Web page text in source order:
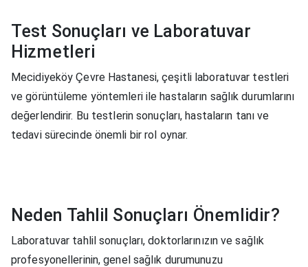
Test Sonuçları ve Laboratuvar
Hizmetleri
Mecidiyeköy Çevre Hastanesi, çeşitli laboratuvar testleri
ve görüntüleme yöntemleri ile hastaların sağlık durumlarını
değerlendirir. Bu testlerin sonuçları, hastaların tanı ve
tedavi sürecinde önemli bir rol oynar.
Neden Tahlil Sonuçları Önemlidir?
Laboratuvar tahlil sonuçları, doktorlarınızın ve sağlık
profesyonellerinin, genel sağlık durumunuzu